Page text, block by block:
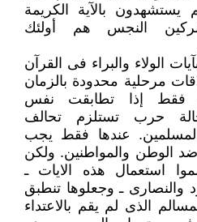
يستشهدون بالآية الكريمة
النجس هم أولئك
الولاء والبراء فى القرآن
مرحلية محدودة بالزمان
فقط إذا تطابقت نفس
حرب تستلزم تحالف
عندها فقط يجب
ضد الوطن والمواطنين. ولكن
استعمال هذه الايات ـ
والنصارى ـ وجعلوها تنطبق
الذى لم يقم بالاعتداء